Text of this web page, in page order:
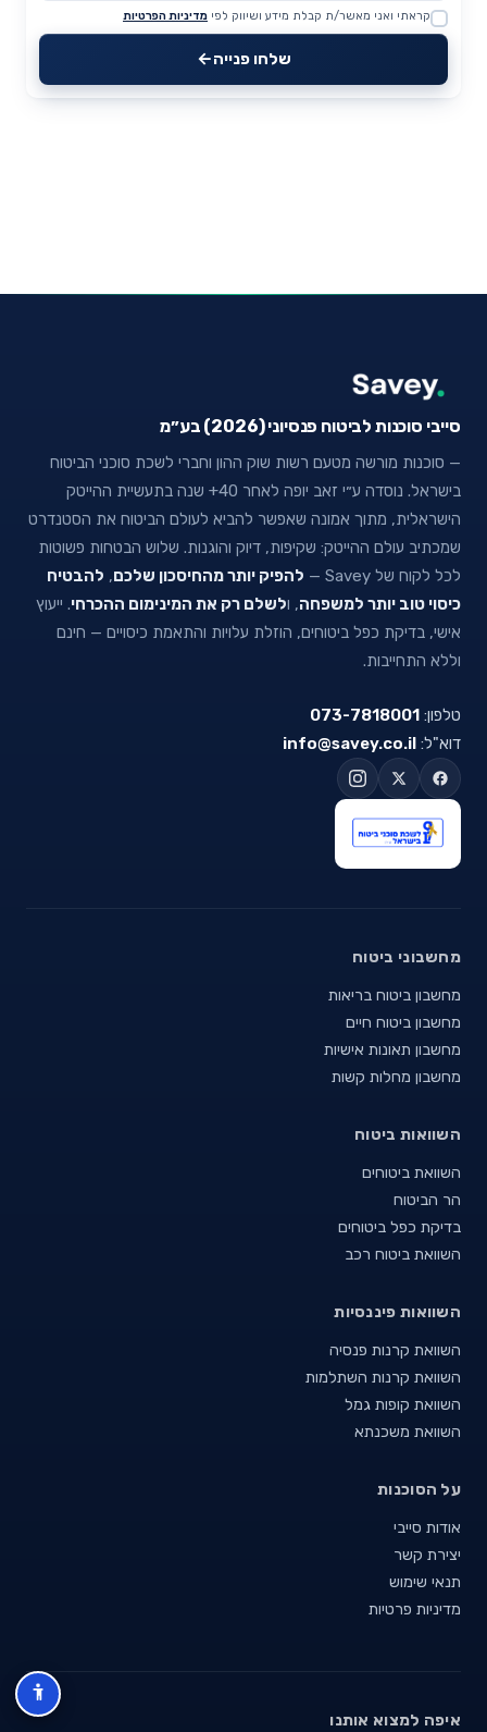
Website
קראתי ואני מאשר/ת קבלת מידע ושיווק לפי מדיניות הפרטיות
שלחו פנייה
סייבי סוכנות לביטוח פנסיוני (2026) בע״מ
— סוכנות מורשה מטעם רשות שוק ההון וחברי לשכת סוכני הביטוח
בישראל. נוסדה ע״י זאב יופה לאחר 40+ שנה בתעשיית ההייטק
הישראלית, מתוך אמונה שאפשר להביא לעולם הביטוח את הסטנדרט
שמכתיב עולם ההייטק: שקיפות, דיוק והוגנות. שלוש הבטחות פשוטות
לכל לקוח של Savey —
להפיק יותר מהחיסכון שלכם, להבטיח
כיסוי טוב יותר למשפחה, ולשלם רק את המינימום ההכרחי. ייעוץ
אישי, בדיקת כפל ביטוחים, הוזלת עלויות והתאמת כיסויים — חינם
וללא התחייבות.
טלפון: 073-7818001
דוא"ל: info@savey.co.il
מחשבוני ביטוח
מחשבון ביטוח בריאות
מחשבון ביטוח חיים
מחשבון תאונות אישיות
מחשבון מחלות קשות
השוואות ביטוח
השוואת ביטוחים
הר הביטוח
בדיקת כפל ביטוחים
השוואת ביטוח רכב
השוואות פיננסיות
השוואת קרנות פנסיה
השוואת קרנות השתלמות
השוואת קופות גמל
השוואת משכנתא
על הסוכנות
אודות סייבי
יצירת קשר
תנאי שימוש
מדיניות פרטיות
איפה למצוא אותנו